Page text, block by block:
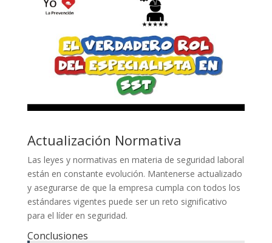
Actualización Normativa
Las leyes y normativas en materia de seguridad laboral
están en constante evolución. Mantenerse actualizado
y asegurarse de que la empresa cumpla con todos los
estándares vigentes puede ser un reto significativo
para el líder en seguridad.
Conclusiones